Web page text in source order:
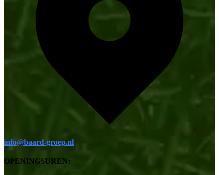
info@baard-groep.nl
OPENINGSUREN: